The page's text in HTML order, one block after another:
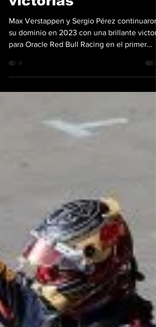
y rompe el récord de
victorias
Max Verstappen y Sergio Pérez continuaron
su dominio en 2023 con una brillante